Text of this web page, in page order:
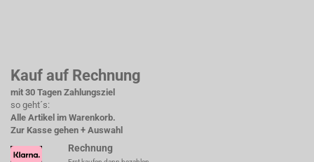
Kauf auf Rechnung
mit 30 Tagen Zahlungsziel
so geht´s:
Alle Artikel im Warenkorb.
Zur Kasse gehen + Auswahl
Rechnung